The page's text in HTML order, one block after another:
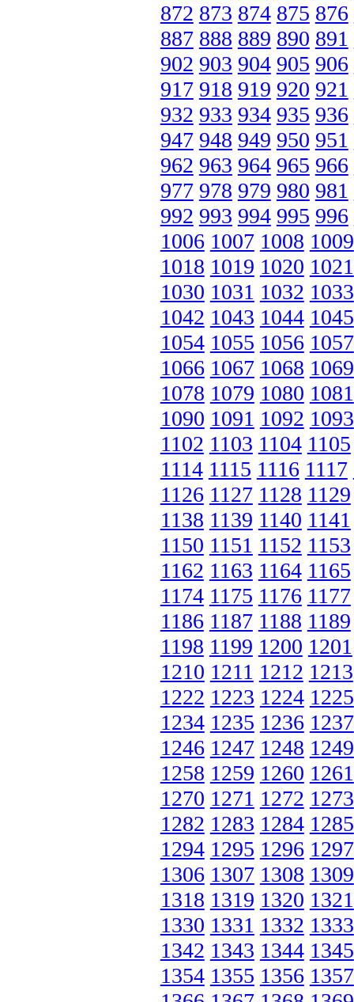
872 873 874 875 876
887 888 889 890 891
902 903 904 905 906
917 918 919 920 921
932 933 934 935 936
947 948 949 950 951
962 963 964 965 966
977 978 979 980 981
992 993 994 995 996
1006 1007 1008 1009
1018 1019 1020 1021
1030 1031 1032 1033
1042 1043 1044 1045
1054 1055 1056 1057
1066 1067 1068 1069
1078 1079 1080 1081
1090 1091 1092 1093
1102 1103 1104 1105
1114 1115 1116 1117
1126 1127 1128 1129
1138 1139 1140 1141
1150 1151 1152 1153
1162 1163 1164 1165
1174 1175 1176 1177
1186 1187 1188 1189
1198 1199 1200 1201
1210 1211 1212 1213
1222 1223 1224 1225
1234 1235 1236 1237
1246 1247 1248 1249
1258 1259 1260 1261
1270 1271 1272 1273
1282 1283 1284 1285
1294 1295 1296 1297
1306 1307 1308 1309
1318 1319 1320 1321
1330 1331 1332 1333
1342 1343 1344 1345
1354 1355 1356 1357